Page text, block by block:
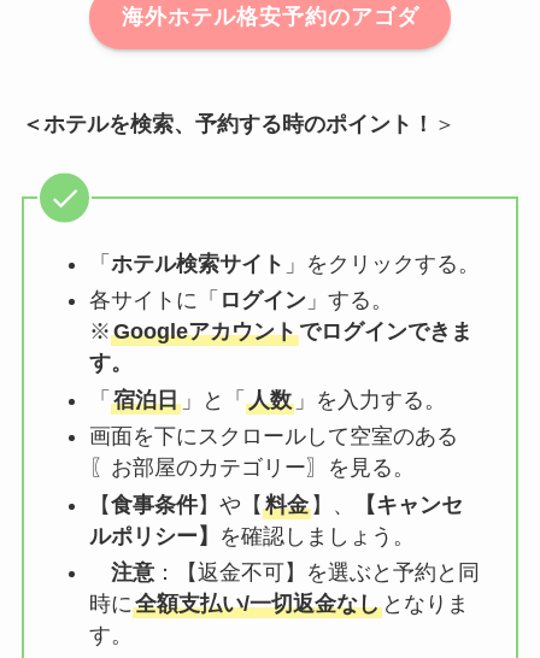
海外ホテル格安予約のアゴダ
＜ホテルを検索、予約する時のポイント！ ＞
「 ホテル検索サイト 」をクリックする。
各サイトに「 ログイン」する。
※Googleアカウントでログインできま
す。
「 宿泊日」と「 人数」を入力する。
画面を下にスクロールして空室のある
〖お部屋のカテゴリー〗を見る。
【食事条件】や【 料金】、 【キャンセ
ルポリシー 】
を確認しましょう。
注意：【返金不可】を選ぶと予約と同
時に全額支払い/一切返金なしとなりま
す。